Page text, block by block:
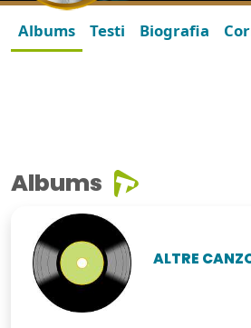
Albums Testi Biografia
Albums
ALTRE